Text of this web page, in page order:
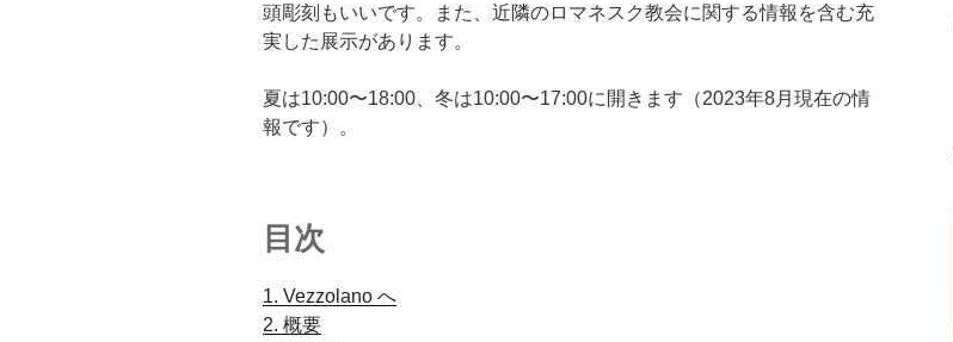
頭彫刻もいいです。また、近隣のロマネスク教会に関する情報を含む充
実した展示があります。
夏は10:00〜18:00、冬は10:00〜17:00に開きます（2023年8月現在の情
報です）。
目次
1. Vezzolano へ
2. 概要